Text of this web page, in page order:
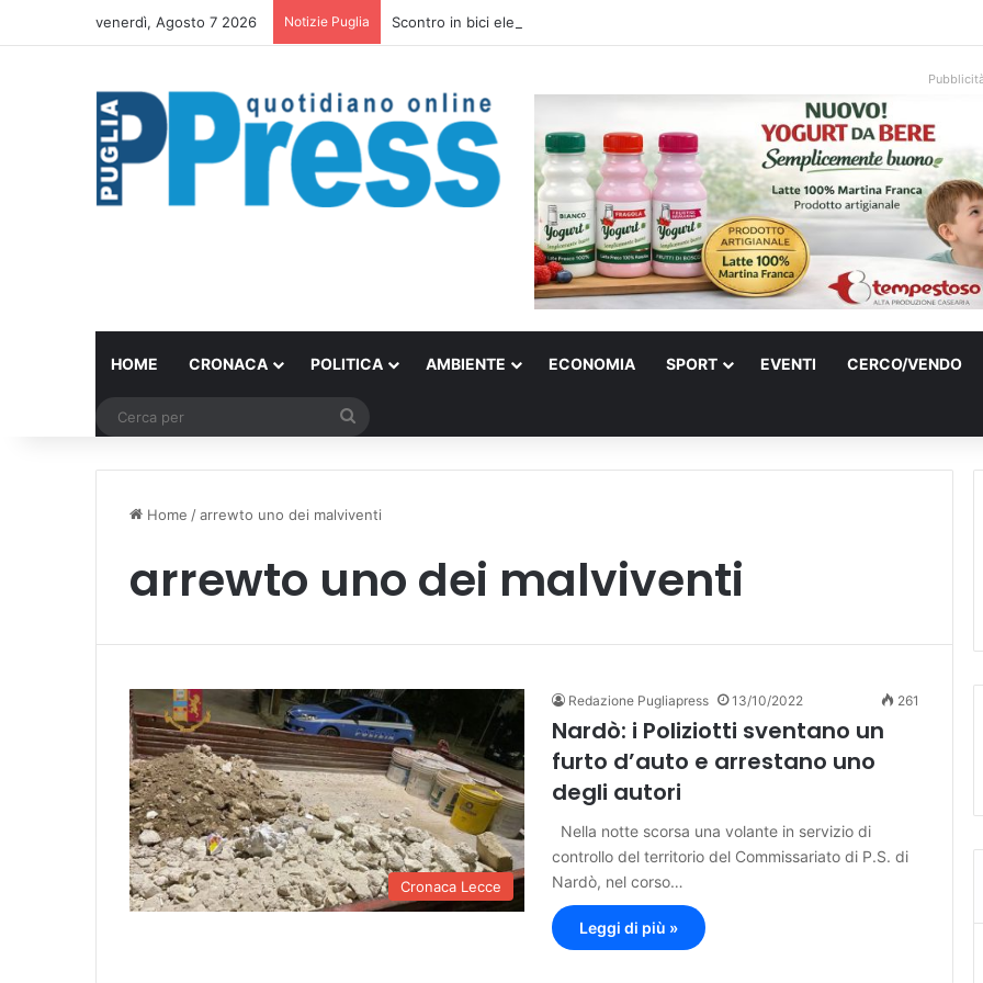
venerdì, Agosto 7 2026 Notizie Puglia Scontro in bici elettrica a Francavilla Fontana, due 15enni ricoverati in gravi condizioni
HOME CRONACA POLITICA AMBIENTE ECONOMIA SPORT EVENTI CERCO/VENDO
Home /arrewto uno dei malviventi
arrewto uno dei malviventi
Cronaca Lecce
Redazione Pugliapress 13/10/2022 261
Nardò: i Poliziotti sventano un
furto d’auto e arrestano uno
degli autori
Nella notte scorsa una volante in servizio di
controllo del territorio del Commissariato di P.S. di
Nardò, nel corso…
Leggi di più »